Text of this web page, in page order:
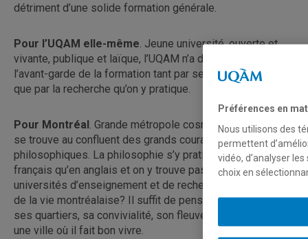
détriment d’une solide formation générale.
Pour l’UQAM elle-même. Jeune université, ouverte et
vivante, publique et laïque, l’UQAM n’a de cesse d’être à
l’avant-garde de la formation tant par ses programmes
que par la recherche qu’on y pratique.
Pour Montréal. Grande métropole cosmopolite, Montréal
se trouve au confluent des grands courants
philosophiques. La philosophie s’y pratique tant en
français qu’en anglais et on y trouve pas moins de quatre
universités d’enseignement et de recherche. Et que dire
de la vie montréalaise? Il suffit de penser à ses festivals,
ses quartiers, sa convivialité, son fleuve etc. Montréal est
une ville où il fait bon vivre.
Préférences en
Nous utilisons des
permettent
vidéo, d’analyser
choix en